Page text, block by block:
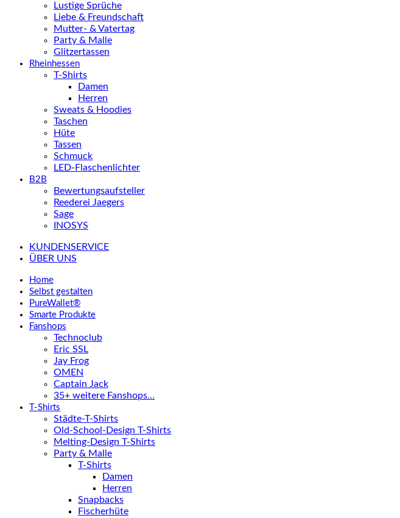
Lustige Sprüche
Liebe & Freundschaft
Mutter- & Vatertag
Party & Malle
Glitzertassen
Rheinhessen
T-Shirts
Damen
Herren
Sweats & Hoodies
Taschen
Hüte
Tassen
Schmuck
LED-Flaschenlichter
B2B
Bewertungsaufsteller
Reederei Jaegers
Sage
INOSYS
KUNDENSERVICE
ÜBER UNS
Home
Selbst gestalten
PureWallet®
Smarte Produkte
Fanshops
Technoclub
Eric SSL
Jay Frog
OMEN
Captain Jack
35+ weitere Fanshops…
T-Shirts
Städte-T-Shirts
Old-School-Design T-Shirts
Melting-Design T-Shirts
Party & Malle
T-Shirts
Damen
Herren
Snapbacks
Fischerhüte